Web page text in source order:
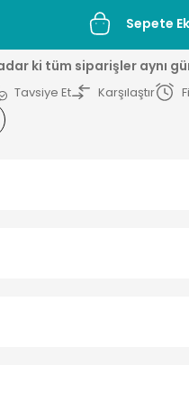
Sepete
ki tüm siparişler aynı
Tavsiye Et Karşılaştır